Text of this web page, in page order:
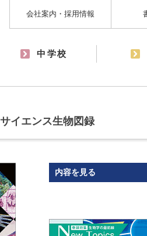
会社案内・採用情報
中学校
イエンス生物図録
内容を見る